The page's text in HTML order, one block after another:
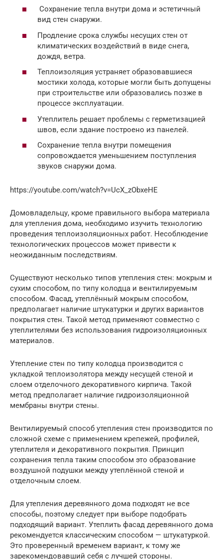
Сохранение тепла внутри дома и эстетичный
вид стен снаружи.
Продление срока службы несущих стен от
климатических воздействий в виде снега,
дождя, ветра.
Теплоизоляция устраняет образовавшиеся
мостики холода, которые могли быть допущены
при строительстве или образовались позже в
процессе эксплуатации.
Утеплитель решает проблемы с герметизацией
швов, если здание построено из панелей.
Сохранение тепла внутри помещения
сопровождается уменьшением поступления
звуков снаружи дома.
https://youtube.com/watch?v=UcX_zObxeHE
Домовладельцу, кроме правильного выбора материала
для утепления дома, необходимо изучить технологию
проведения теплоизоляционных работ. Несоблюдение
технологических процессов может привести к
неожиданным последствиям.
Существуют несколько типов утепления стен: мокрым и
сухим способом, по типу колодца и вентилируемым
способом. Фасад, утеплённый мокрым способом,
предполагает наличие штукатурки и других вариантов
покрытия стен. Такой метод применяют совместно с
утеплителями без использования гидроизоляционных
материалов.
Утепление стен по типу колодца производится с
укладкой теплоизолятора между несущей стеной и
слоем отделочного декоративного кирпича. Такой
метод предполагает наличие гидроизоляционной
мембраны внутри стены.
Вентилируемый способ утепления стен производится по
сложной схеме с применением крепежей, профилей,
утеплителя и декоративного покрытия. Принцип
сохранения тепла таким способом это образование
воздушной подушки между утеплённой стеной и
отделочным слоем.
Для утепления деревянного дома подходят не все
способы, поэтому следует при выборе подобрать
подходящий вариант. Утеплить фасад деревянного дома
рекомендуется классическим способом — штукатуркой.
Это проверенный временем вариант, к тому же
зарекомендовавший себя с лучшей стороны.